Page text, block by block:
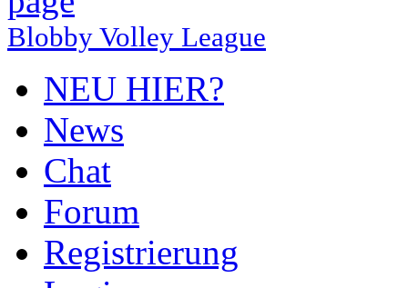
Blobby Volley League
NEU HIER?
News
Chat
Forum
Registrierung